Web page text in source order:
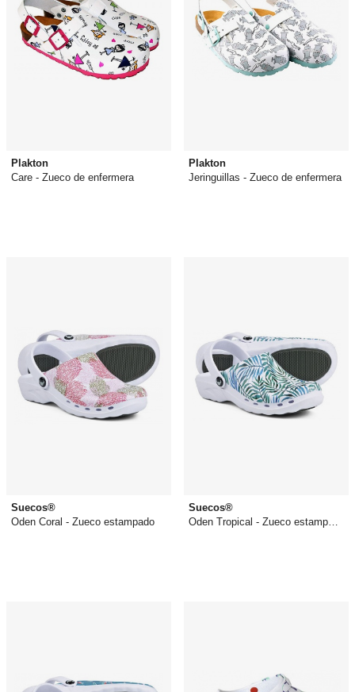
Plakton
Care - Zueco de enfermera
Plakton
Jeringuillas - Zueco de enfermera
Suecos®
Oden Coral - Zueco estampado
Suecos®
Oden Tropical - Zueco estampado